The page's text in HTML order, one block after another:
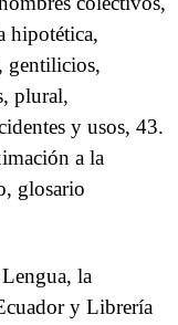
hipotética,
gentilicios,
plural,
y usos, 43.
a la
glosario
la
y Librería